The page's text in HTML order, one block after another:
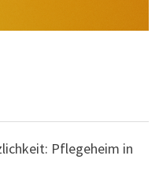
Pflegeheim in